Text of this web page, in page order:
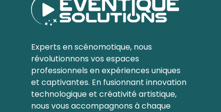
Experts en scénomotique, nous
révolutionnons vos espaces
professionnels en expériences uniques
et captivantes. En fusionnant innovation
technologique et créativité artistique,
nous vous accompagnons à chaque